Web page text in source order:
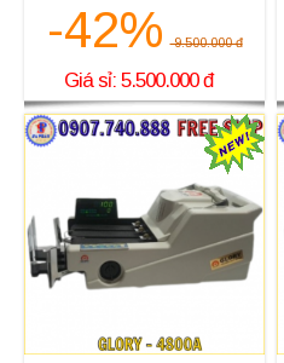
-42% 9.500.000 đ
Giá sỉ: 5.500.000 đ